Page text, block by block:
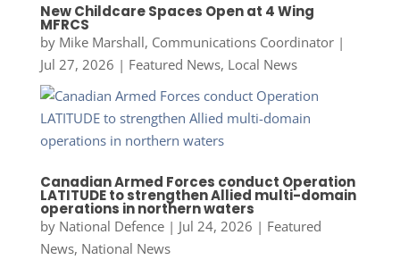
New Childcare Spaces Open at 4 Wing
MFRCS
by Mike Marshall, Communications Coordinator|
Jul 27, 2026 | Featured News, Local News
Canadian Armed Forces conduct Operation
LATITUDE to strengthen Allied multi-domain
operations in northern waters
by National Defence| Jul 24, 2026 | Featured
News, National News